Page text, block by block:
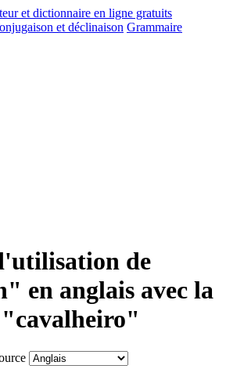
et déclinaison Grammaire
de
en anglais avec la